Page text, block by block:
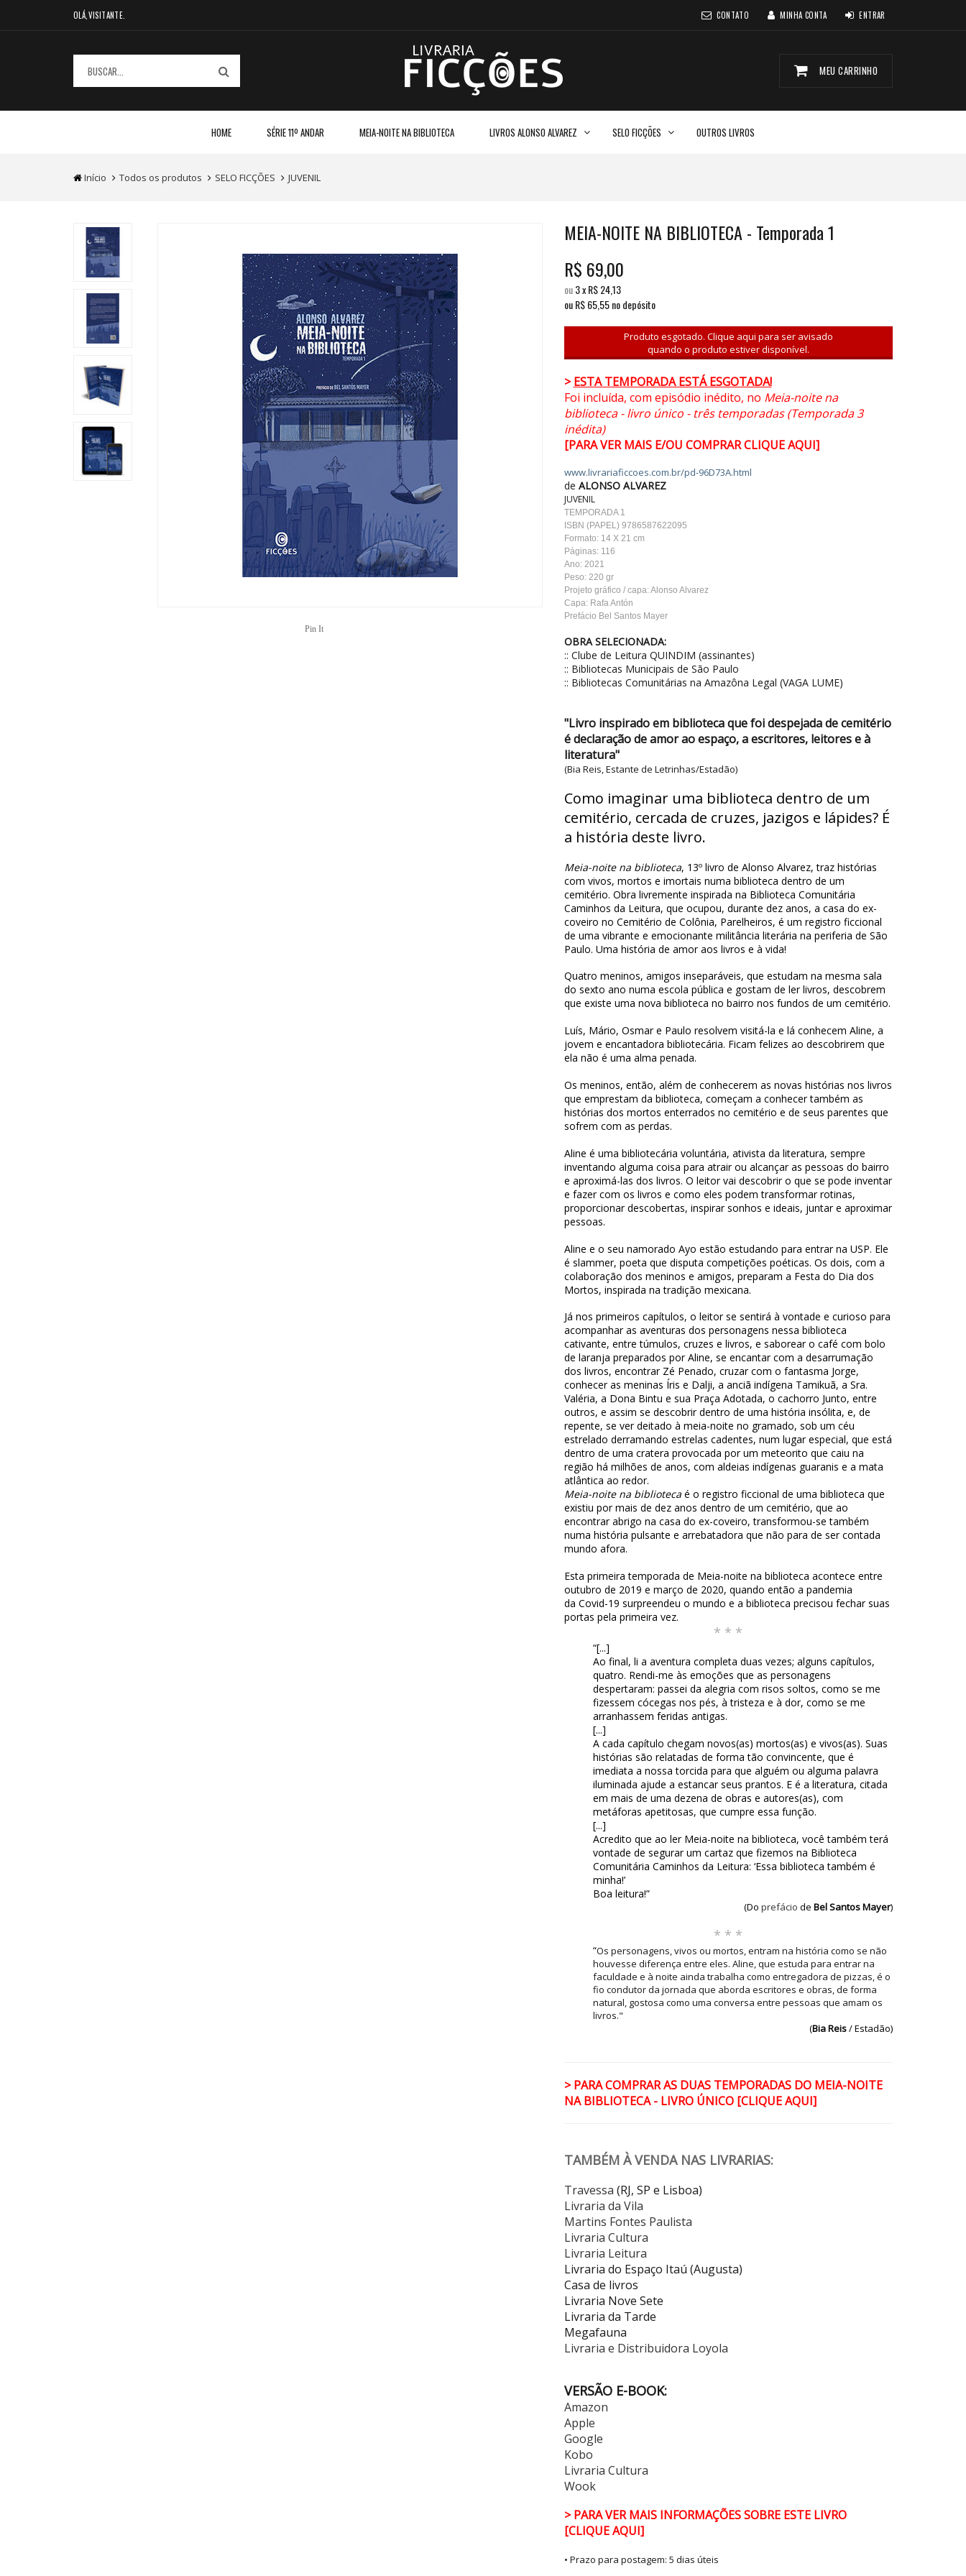
OLÁ,VISITANTE. CONTATO MINHA CONTA ENTRAR
MEU CARRINHO
HOME SÉRIE 11º ANDAR MEIA-NOITE NA BIBLIOTECA LIVROS ALONSO ALVAREZ SELO FICÇÕES OUTROS LIVROS
Início Todos os produtos SELO FICÇÕES JUVENIL
Pin It
MEIA-NOITE NA BIBLIOTECA - Temporada 1
R$ 69,00
ou3x R$24,13
ou R$65,55 no depósito
Produto esgotado. Clique aqui para ser avisado
quando o produto estiver disponível.
>ESTA TEMPORADA ESTÁ ESGOTADA!
Foi incluída, com episódio inédito, no Meia-noite na
biblioteca - livro único - três temporadas (Temporada 3
inédita)
[PARA VER MAIS E/OU COMPRAR CLIQUE AQUI]
www.livrariaficcoes.com.br/pd-96D73A.html
de ALONSO ALVAREZ
JUVENIL
TEMPORADA 1
ISBN (PAPEL) 9786587622095
Formato: 14 X 21 cm
Páginas: 116
Ano: 2021
Peso: 220 gr
Projeto gráfico / capa: Alonso Alvarez
Capa: Rafa Antón
Prefácio Bel Santos Mayer
OBRA SELECIONADA:
:: Clube de Leitura QUINDIM (assinantes)
:: Bibliotecas Municipais de São Paulo
:: Bibliotecas Comunitárias na Amazôna Legal (VAGA LUME)
"Livro inspirado em biblioteca que foi despejada de cemitério
é declaração de amor ao espaço, a escritores, leitores e à
literatura"
(Bia Reis, Estante de Letrinhas/Estadão)
Como imaginar uma biblioteca dentro de um
cemitério, cercada de cruzes, jazigos e lápides? É
a história deste livro.
Meia-noite na biblioteca, 13º livro de Alonso Alvarez, traz histórias
com vivos, mortos e imortais numa biblioteca dentro de um
cemitério. Obra livremente inspirada na Biblioteca Comunitária
Caminhos da Leitura, que ocupou, durante dez anos, a casa do ex-
coveiro no Cemitério de Colônia, Parelheiros, é um registro ficcional
de uma vibrante e emocionante militância literária na periferia de São
Paulo. Uma história de amor aos livros e à vida!
Quatro meninos, amigos inseparáveis, que estudam na mesma sala
do sexto ano numa escola pública e gostam de ler livros, descobrem
que existe uma nova biblioteca no bairro nos fundos de um cemitério.
Luís, Mário, Osmar e Paulo resolvem visitá-la e lá conhecem Aline, a
jovem e encantadora bibliotecária. Ficam felizes ao descobrirem que
ela não é uma alma penada.
Os meninos, então, além de conhecerem as novas histórias nos livros
que emprestam da biblioteca, começam a conhecer também as
histórias dos mortos enterrados no cemitério e de seus parentes que
sofrem com as perdas.
Aline é uma bibliotecária voluntária, ativista da literatura, sempre
inventando alguma coisa para atrair ou alcançar as pessoas do bairro
e aproximá-las dos livros. O leitor vai descobrir o que se pode inventar
e fazer com os livros e como eles podem transformar rotinas,
proporcionar descobertas, inspirar sonhos e ideais, juntar e aproximar
pessoas.
Aline e o seu namorado Ayo estão estudando para entrar na USP. Ele
é slammer, poeta que disputa competições poéticas. Os dois, com a
colaboração dos meninos e amigos, preparam a Festa do Dia dos
Mortos, inspirada na tradição mexicana.
Já nos primeiros capítulos, o leitor se sentirá à vontade e curioso para
acompanhar as aventuras dos personagens nessa biblioteca
cativante, entre túmulos, cruzes e livros, e saborear o café com bolo
de laranja preparados por Aline, se encantar com a desarrumação
dos livros, encontrar Zé Penado, cruzar com o fantasma Jorge,
conhecer as meninas Íris e Dalji, a anciã indígena Tamikuã, a Sra.
Valéria, a Dona Bintu e sua Praça Adotada, o cachorro Junto, entre
outros, e assim se descobrir dentro de uma história insólita, e, de
repente, se ver deitado à meia-noite no gramado, sob um céu
estrelado derramando estrelas cadentes, num lugar especial, que está
dentro de uma cratera provocada por um meteorito que caiu na
região há milhões de anos, com aldeias indígenas guaranis e a mata
atlântica ao redor.
Meia-noite na bibliotecaé o registro ficcional de uma biblioteca que
existiu por mais de dez anos dentro de um cemitério, que ao
encontrar abrigo na casa do ex-coveiro, transformou-se também
numa história pulsante e arrebatadora que não para de ser contada
mundo afora.
Esta primeira temporada de Meia-noite na biblioteca acontece entre
outubro de 2019 e março de 2020, quando então a pandemia
da Covid-19 surpreendeu o mundo e a biblioteca precisou fechar suas
portas pela primeira vez.
* * *
“[...]
Ao final, li a aventura completa duas vezes; alguns capítulos,
quatro. Rendi-me às emoções que as personagens
despertaram: passei da alegria com risos soltos, como se me
fizessem cócegas nos pés, à tristeza e à dor, como se me
arranhassem feridas antigas.
[...]
A cada capítulo chegam novos(as) mortos(as) e vivos(as). Suas
histórias são relatadas de forma tão convincente, que é
imediata a nossa torcida para que alguém ou alguma palavra
iluminada ajude a estancar seus prantos. E é a literatura, citada
em mais de uma dezena de obras e autores(as), com
metáforas apetitosas, que cumpre essa função.
[...]
Acredito que ao ler Meia-noite na biblioteca, você também terá
vontade de segurar um cartaz que fizemos na Biblioteca
Comunitária Caminhos da Leitura: ‘Essa biblioteca também é
minha!’
Boa leitura!”
(Do prefácio de Bel Santos Mayer)
* * *
“Os personagens, vivos ou mortos, entram na história como se não
houvesse diferença entre eles. Aline, que estuda para entrar na
faculdade e à noite ainda trabalha como entregadora de pizzas, é o
fio condutor da jornada que aborda escritores e obras, de forma
natural, gostosa como uma conversa entre pessoas que amam os
livros."
(Bia Reis/ Estadão)
> PARA COMPRAR AS DUAS TEMPORADAS DO MEIA-NOITE
NA BIBLIOTECA - LIVRO ÚNICO [CLIQUE AQUI]
TAMBÉM À VENDA NAS LIVRARIAS:
Travessa (RJ, SP e Lisboa)
Livraria da Vila
Martins Fontes Paulista
Livraria Cultura
Livraria Leitura
Livraria do Espaço Itaú (Augusta)
Casa de livros
Livraria Nove Sete
Livraria da Tarde
Megafauna
Livraria e Distribuidora Loyola
VERSÃO E-BOOK:
Amazon
Apple
Google
Kobo
Livraria Cultura
Wook
> PARA VER MAIS INFORMAÇÕES SOBRE ESTE LIVRO
[CLIQUE AQUI]
• Prazo para postagem: 5 dias úteis